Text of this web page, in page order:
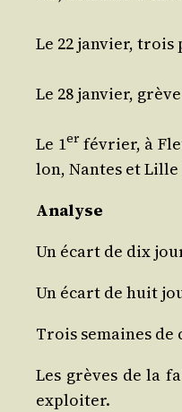
Le 22 jan­vier, trois
Le 28 jan­vier,
Le 1erfévrier, à
lon, Nantes et Lille
Ana­lyse
Un écart de dix
Un écart de huit
Trois semaines de
Les grèves de la
exploiter.